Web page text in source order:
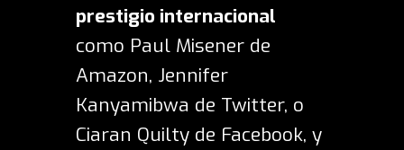
prestigio internacional
como Paul Misener de
Amazon, Jennifer
Kanyamibwa de Twitter, o
Ciaran Quilty de Facebook, y